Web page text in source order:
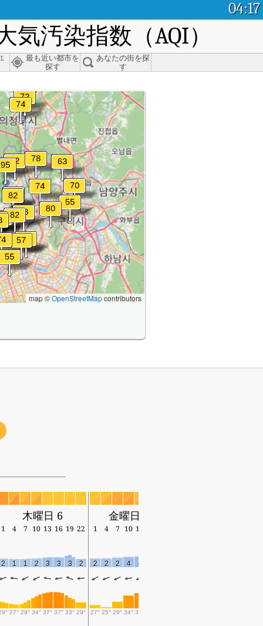
04:17
汚染指数（AQI）
最も近い都市を
探す
あなたの街を探
す
map ©OpenStreetMapcontributors
木曜日 6 金曜日 7
1 4 7 10 13 16 19 22 1 4 7 10 13
2 1 1 2 3 3 3 2 2 2 2 4 4
27° 29° 34° 37° 37° 33° 29° 27° 25° 29° 34° 36°